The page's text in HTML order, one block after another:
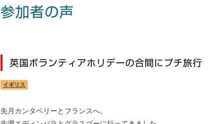
参加者の声
英国ボランティアホリデーの合間にプチ旅行
イギリス
先月カンタベリーとフランスへ。